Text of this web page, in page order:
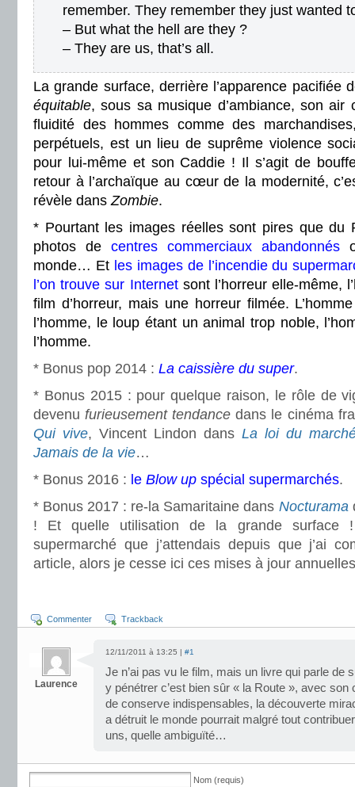
remember. They remember they just wanted
– But what the hell are they ?
– They are us, that’s all.
La grande surface, derrière l’apparence pacifiée
équitable, sous sa musique d’ambiance, son air
fluidité des hommes comme des
perpétuels, est un lieu de suprême violence
pour lui-même et son Caddie ! Il s’agit de
retour à l’archaïque au cœur de la modernité,
révèle dansZombie.
* Pourtant les images réelles sont pires que du
photos de centres commerciaux abandonnés
monde… Et les images de l’incendie du
l’on trouve sur Internetsont l’horreur elle-même,
film d’horreur, mais une horreur filmée.
l’homme, le loup étant un animal trop noble,
l’homme.
* Bonus pop 2014 : La caissière du super.
* Bonus 2015 : pour quelque raison, le rôle de
devenufurieusement tendance dans le cinéma
Qui vive, Vincent Lindon dans La loi du
Jamais de la vie…
* Bonus 2016 : le Blow up spécial supermarchés.
* Bonus 2017 : re-la Samaritaine dans Nocturama
! Et quelle utilisation de la grande surface
supermarché que j’attendais depuis que j’ai
article, alors je cesse ici ces mises à jour
Commenter Trackback
Laurence
12/11/2011 à 13:25 | #1
Je n’ai pas vu le film, mais un livre qui parle de
y pénétrer c’est bien sûr « la Route », avec
de conserve indispensables, la découverte
a détruit le monde pourrait malgré tout
uns, quelle ambiguïté…
Nom (requis)